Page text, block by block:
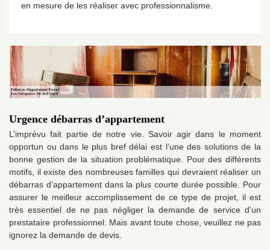
en mesure de les réaliser avec professionnalisme.
Urgence débarras d’appartement
L’imprévu fait partie de notre vie. Savoir agir dans le moment
opportun ou dans le plus bref délai est l’une des solutions de la
bonne gestion de la situation problématique. Pour des différents
motifs, il existe des nombreuses familles qui devraient réaliser un
débarras d’appartement dans la plus courte durée possible. Pour
assurer le meilleur accomplissement de ce type de projet, il est
très essentiel de ne pas négliger la demande de service d’un
prestataire professionnel. Mais avant toute chose, veuillez ne pas
ignorez la demande de devis.